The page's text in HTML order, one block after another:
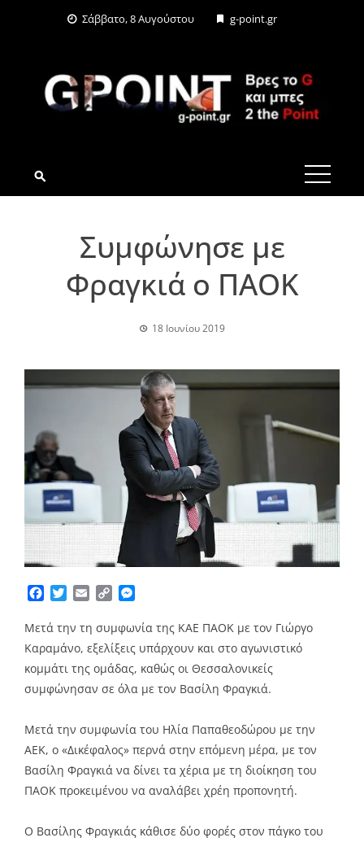
Σάββατο, 8 Αυγούστου g-point.gr
G-POINT.GR
Συμφώνησε με
Φραγκιά ο ΠΑΟΚ
18 Ιουνίου 2019
Facebook
TwitterEmailCopy
Μετά την τη συμφωνία της ΚΑΕ ΠΑΟΚ με τον Γιώργο
Καραμάνο, εξελίξεις υπάρχουν και στο αγωνιστικό
κομμάτι της ομάδας, καθώς οι Θεσσαλονικείς
συμφώνησαν σε όλα με τον Βασίλη Φραγκιά.
Μετά την συμφωνία του Ηλία Παπαθεοδώρου με την
ΑΕΚ, ο «Δικέφαλος» περνά στην επόμενη μέρα, με τον
Βασίλη Φραγκιά να δίνει τα χέρια με τη διοίκηση του
ΠΑΟΚ προκειμένου να αναλάβει χρέη προπονητή.
O Βασίλης Φραγκιάς κάθισε δύο φορές στον πάγκο του